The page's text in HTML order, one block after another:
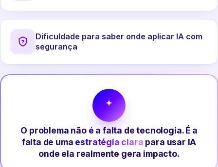
Dificuldade para saber onde aplicar IA com
segurança
O problema não é a falta de tecnologia. É a
falta de uma estratégia clara para usar IA
onde ela realmente gera impacto.